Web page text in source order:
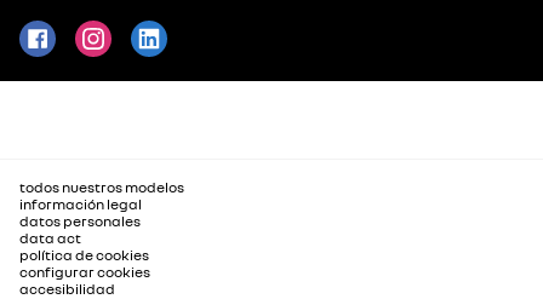
todos nuestros modelos
información legal
datos personales
data act
política de cookies
configurar cookies
accesibilidad